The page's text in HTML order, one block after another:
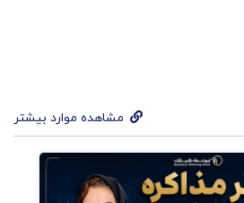
است، نه صرفاً لباس
از تئوری به ابزار: کارت‌های
از ابداعات منحصربه‌فرد
مشاهده موارد بیشتر